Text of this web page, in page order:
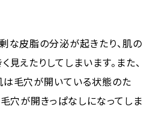
な皮脂の分泌が起きたり、肌の
えたりしてしまいます。また、
毛穴が開いている状態のた
穴が開きっぱなしになってしま